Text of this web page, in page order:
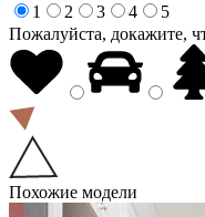
1
2 3 4
5
Пожалуйста, докажите,
Похожие модели